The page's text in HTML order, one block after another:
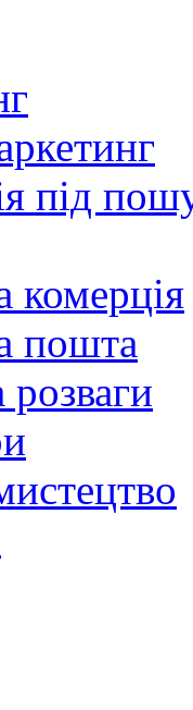
під
комерція
пошта